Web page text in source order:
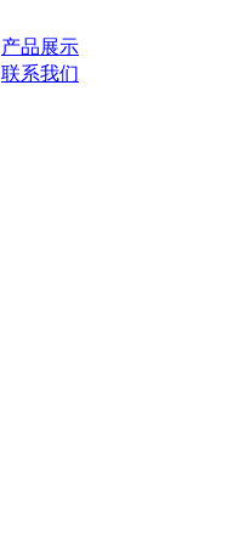
产品展示
联系我们